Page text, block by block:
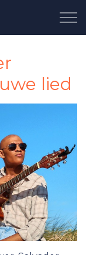
lied